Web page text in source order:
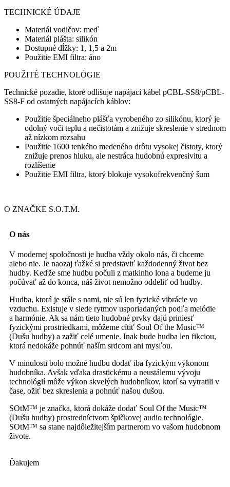
TECHNICKÉ ÚDAJE
Materiál vodičov: meď
Materiál plášta: silikón
Dostupné dĺžky: 1, 1,5 a 2m
Použitie EMI filtra: áno
POUŽITÉ TECHNOLÓGIE
Technické pozadie, ktoré odlišuje napájací kábel pCBL-SS8/pCBL-
SS8-F od ostatných napájacích káblov:
Použitie špeciálneho plášťa vyrobeného zo silikónu, ktorý je
odolný voči teplu a nečistotám a znižuje skreslenie v strednom
až nízkom rozsahu
Použitie 1600 tenkého medeného drôtu vysokej čistoty, ktorý
znižuje prenos hluku, ale nestráca hudobnú expresivitu a
rozlíšenie
Použitie EMI filtra, ktorý blokuje vysokofrekvenčný šum
O ZNAČKE S.O.T.M.
O nás
V modernej spoločnosti je hudba vždy okolo nás, či chceme
alebo nie. Je naozaj ťažké si predstaviť každodenný život bez
hudby. Keďže sme hudbu počuli z matkinho lona a budeme ju
počúvať až do konca, náš život nemožno oddeliť od hudby.
Hudba, ktorá je stále s nami, nie sú len fyzické vibrácie vo
vzduchu. Existuje v slede rytmov usporiadaných podľa melódie
a harmónie. Ak sa nám tieto hudobné prvky dajú priniesť
fyzickými prostriedkami, môžeme cítiť Soul Of the Music™
(Dušu hudby) a zažiť celé umenie. Inak bude hudba len fikciou,
ktorá nedokáže pohnúť naším srdcom ani mysľou.
V minulosti bolo možné hudbu dodať iba fyzickým výkonom
hudobníka. Avšak vďaka drastickému a neustálemu vývoju
technológií môže výkon skvelých hudobníkov, ktorí sa vytratili v
čase, ožiť bez skreslenia a pohnúť našou dušou.
SOtM™ je značka, ktorá dokáže dodať Soul Of the Music™
(Dušu hudby) prostredníctvom špičkovej audio technológie.
SOtM™ sa stane najdôležitejším partnerom vo vašom hudobnom
živote.
Ďakujem